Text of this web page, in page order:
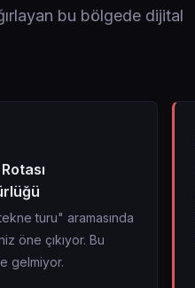
bu bölgede dijital
turu" aramasında
öne çıkıyor. Bu
gelmiyor.